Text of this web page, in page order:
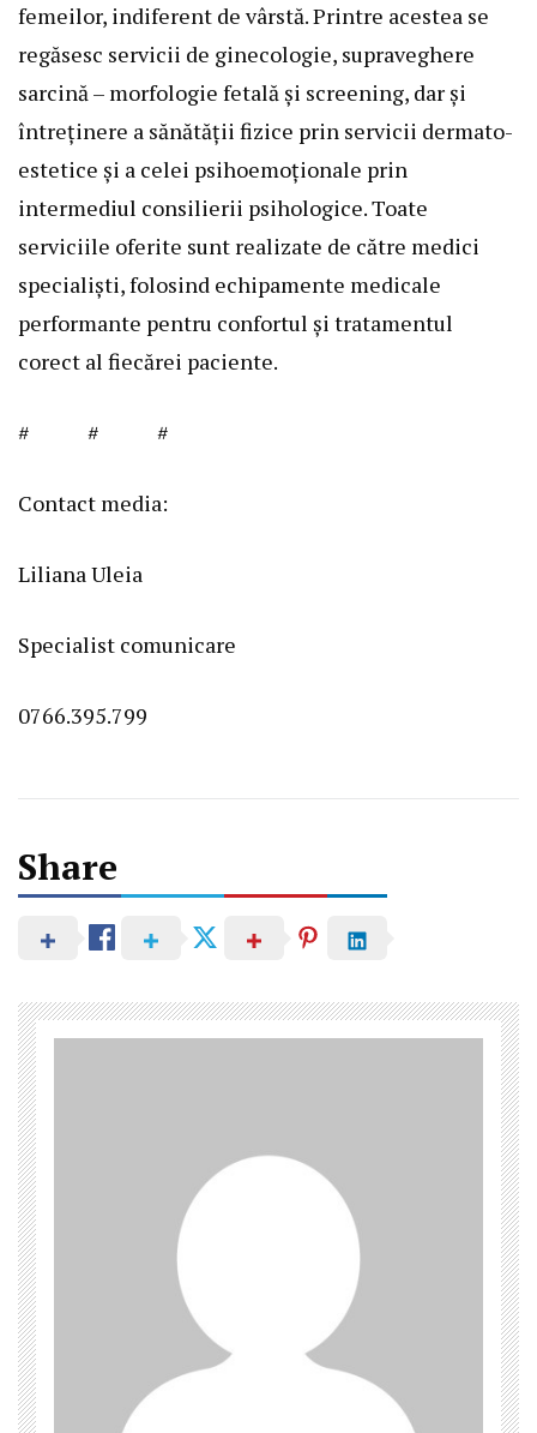
femeilor, indiferent de vârstă. Printre acestea se
regăsesc servicii de ginecologie, supraveghere
sarcină – morfologie fetală și screening, dar și
întreținere a sănătății fizice prin servicii dermato-
estetice și a celei psihoemoționale prin
intermediul consilierii psihologice. Toate
serviciile oferite sunt realizate de către medici
specialiști, folosind echipamente medicale
performante pentru confortul și tratamentul
corect al fiecărei paciente.
# # #
Contact media:
Liliana Uleia
Specialist comunicare
0766.395.799
Post
navigation
Share